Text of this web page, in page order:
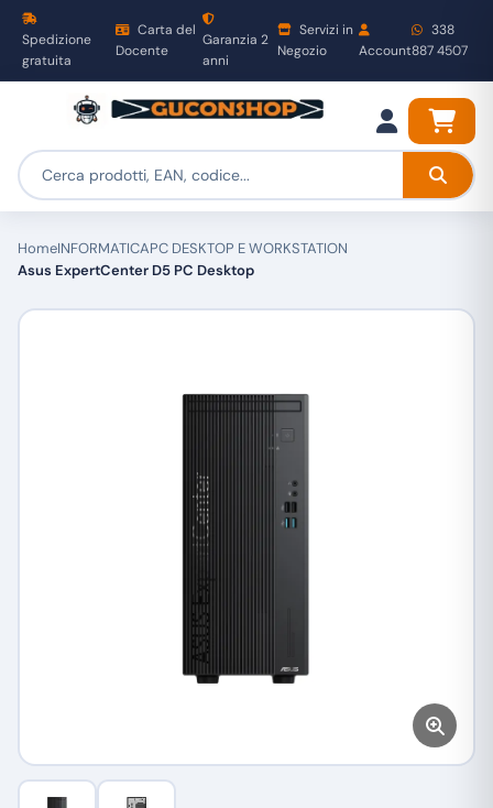
Spedizione
gratuita
Carta del
Docente
Garanzia 2
anni
Servizi in
Negozio
Account
338
887 4507
HomeINFORMATICAPC DESKTOP E WORKSTATION
Asus ExpertCenter D5 PC Desktop